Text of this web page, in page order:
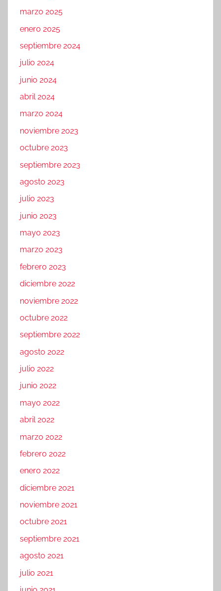
marzo 2025
enero 2025
septiembre 2024
julio 2024
junio 2024
abril 2024
marzo 2024
noviembre 2023
octubre 2023
septiembre 2023
agosto 2023
julio 2023
junio 2023
mayo 2023
marzo 2023
febrero 2023
diciembre 2022
noviembre 2022
octubre 2022
septiembre 2022
agosto 2022
julio 2022
junio 2022
mayo 2022
abril 2022
marzo 2022
febrero 2022
enero 2022
diciembre 2021
noviembre 2021
octubre 2021
septiembre 2021
agosto 2021
julio 2021